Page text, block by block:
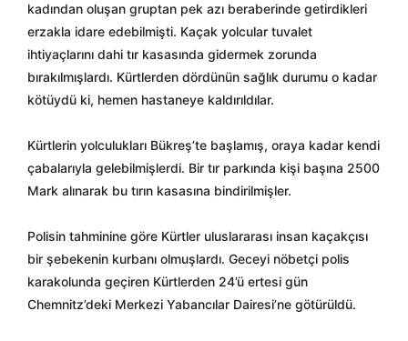
kadından oluşan gruptan pek azı beraberinde getirdikleri
erzakla idare edebilmişti. Kaçak yolcular tuvalet
ihtiyaçlarını dahi tır kasasında gidermek zorunda
bırakılmışlardı. Kürtlerden dördünün sağlık durumu o kadar
kötüydü ki, hemen hastaneye kaldırıldılar.
Kürtlerin yolculukları Bükreş’te başlamış, oraya kadar kendi
çabalarıyla gelebilmişlerdi. Bir tır parkında kişi başına 2500
Mark alınarak bu tırın kasasına bindirilmişler.
Polisin tahminine göre Kürtler uluslararası insan kaçakçısı
bir şebekenin kurbanı olmuşlardı. Geceyi nöbetçi polis
karakolunda geçiren Kürtlerden 24’ü ertesi gün
Chemnitz’deki Merkezi Yabancılar Dairesi’ne götürüldü.